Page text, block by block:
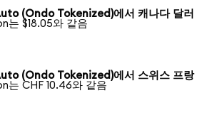
(Ondo Tokenized)에서 캐나다 달러
는 $18.05와 같음
(Ondo Tokenized)에서 스위스 프랑
는 CHF 10.46와 같음